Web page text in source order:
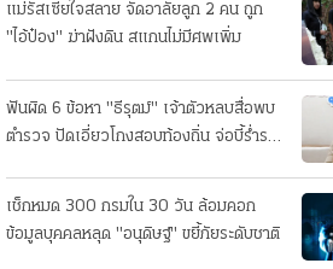
แม่รัสเซียใจสลาย จัดอาลัยลูก 2 คน ถูก
"ไอ้ป๋อง" ฆ่าฝังดิน สแกนไม่มีศพเพิ่ม
ฟันผิด 6 ข้อหา "ธีรุตม์" เจ้าตัวหลบสื่อพบ
ตำรวจ ปัดเอี่ยวโกงสอบท้องถิ่น จ่อบี้รํ่ารวย
เช็กหมด 300 กรมใน 30 วัน ล้อมคอก
ข้อมูลบุคคลหลุด "อนุดิษฐ์" ขยี้ภัยระดับชาติ